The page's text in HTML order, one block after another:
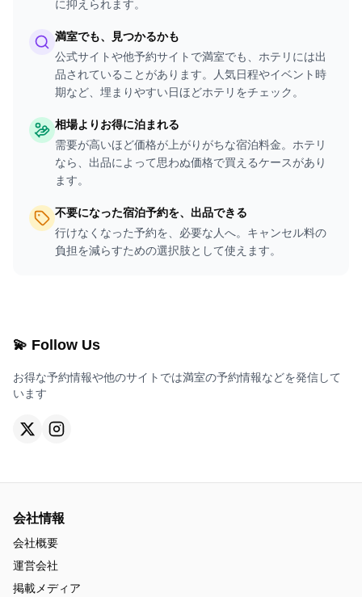
に抑えられます。
満室でも、見つかるかも
公式サイトや他予約サイトで満室でも、ホテリには出
品されていることがあります。人気日程やイベント時
期など、埋まりやすい日ほどホテリをチェック。
相場よりお得に泊まれる
需要が高いほど価格が上がりがちな宿泊料金。ホテリ
なら、出品によって思わぬ価格で買えるケースがあり
ます。
不要になった宿泊予約を、出品できる
行けなくなった予約を、必要な人へ。キャンセル料の
負担を減らすための選択肢として使えます。
💫 Follow Us
お得な予約情報や他のサイトでは満室の予約情報などを発信して
います
会社情報
会社概要
運営会社
掲載メディア